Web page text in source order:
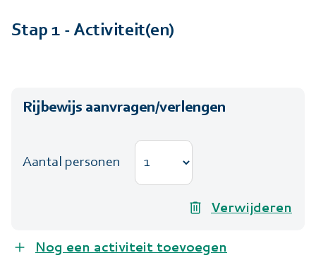
Stap 1 - Activiteit(en)
Rijbewijs aanvragen/verlengen
Verwijderen
Aantal personen
Nog een activiteit toevoegen